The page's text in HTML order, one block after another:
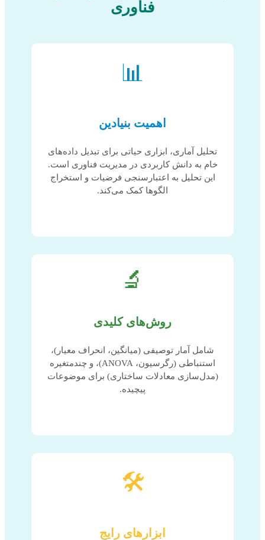
فناوری
📊
اهمیت بنیادین
تحلیل آماری، ابزاری حیاتی برای تبدیل داده‌های
خام به دانش کاربردی در مدیریت فناوری است.
این تحلیل به اعتبارسنجی فرضیات و استخراج
الگوها کمک می‌کند.
🔬
روش‌های کلیدی
شامل آمار توصیفی (میانگین، انحراف معیار)،
استنباطی (رگرسیون، ANOVA)، و چندمتغیره
(مدل‌سازی معادلات ساختاری) برای موضوعات
پیچیده.
🛠️
ابزارهای رایج